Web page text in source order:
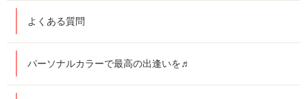
よくある質問
パーソナルカラーで最高の出逢いを♬